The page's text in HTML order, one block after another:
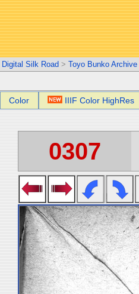
Digital Silk Road > Toyo Bunko Archive
Color IIIF Color HighRes
0307